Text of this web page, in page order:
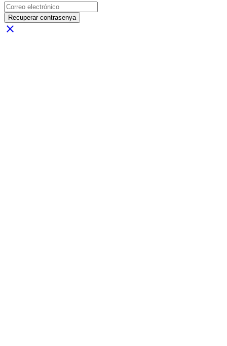
Recuperar contrasenya
close